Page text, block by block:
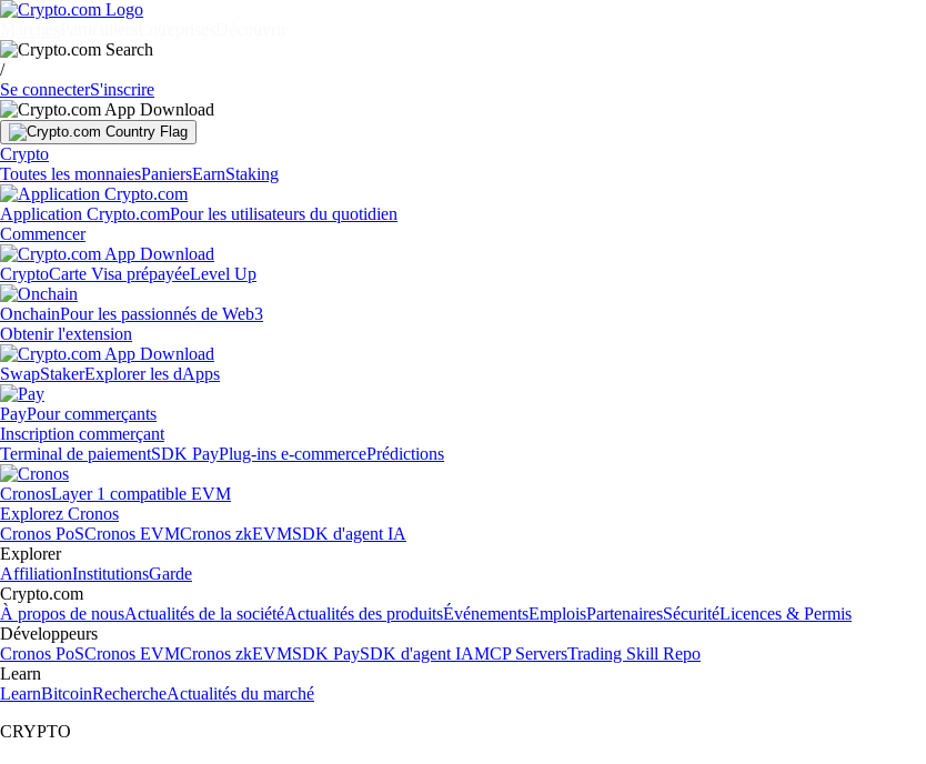
/
Se connecterS'inscrire
Crypto
Toutes les monnaiesPaniersEarnStaking
Application Crypto.comPour les utilisateurs du quotidien
Commencer
CryptoCarte Visa prépayéeLevel Up
OnchainPour les passionnés de Web3
Obtenir l'extension
SwapStakerExplorer les dApps
PayPour commerçants
Inscription commerçant
Terminal de paiementSDK PayPlug-ins e-commercePrédictions
CronosLayer 1 compatible EVM
Explorez Cronos
Cronos PoSCronos EVMCronos zkEVMSDK d'agent IA
Explorer
AffiliationInstitutionsGarde
Crypto.com
À propos de nousActualités de la sociétéActualités des produitsÉvénementsEmploisPartenairesSécuritéLicences & Permis
Développeurs
Cronos PoSCronos EVMCronos zkEVMSDK PaySDK d'agent IAMCP ServersTrading Skill Repo
Learn
LearnBitcoinRechercheActualités du marché
CRYPTO